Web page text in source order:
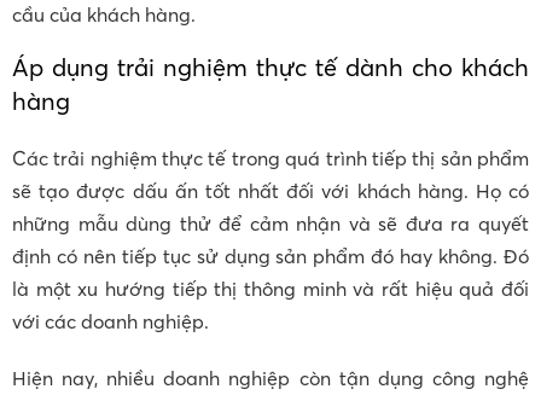
cầu của khách hàng.
Áp dụng trải nghiệm thực tế dành cho khách
hàng
Các trải nghiệm thực tế trong quá trình tiếp thị sản phẩm
sẽ tạo được dấu ấn tốt nhất đối với khách hàng. Họ có
những mẫu dùng thử để cảm nhận và sẽ đưa ra quyết
định có nên tiếp tục sử dụng sản phẩm đó hay không. Đó
là một xu hướng tiếp thị thông minh và rất hiệu quả đối
với các doanh nghiệp.
Hiện nay, nhiều doanh nghiệp còn tận dụng công nghệ